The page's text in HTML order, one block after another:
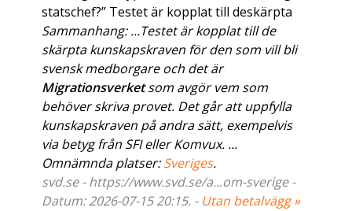
statschef?” Testet är kopplat till deskärpta
Sammanhang: ...Testet är kopplat till de
skärpta kunskaps­kraven för den som vill bli
svensk medborgare och det är
Migrationsverketsom avgör vem som
behöver skriva provet. Det går att uppfylla
kunskapskraven på andra sätt, exempelvis
via betyg från SFI eller Komvux. ...
Omnämnda platser:Sveriges.
svd.se - https://www.svd.se/a...om-sverige -
Datum: 2026-07-15 20:15. - Utan betalvägg »